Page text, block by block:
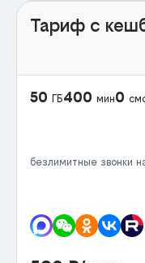
Тариф с
50 ГБ400 мин0
безлимитные звонки